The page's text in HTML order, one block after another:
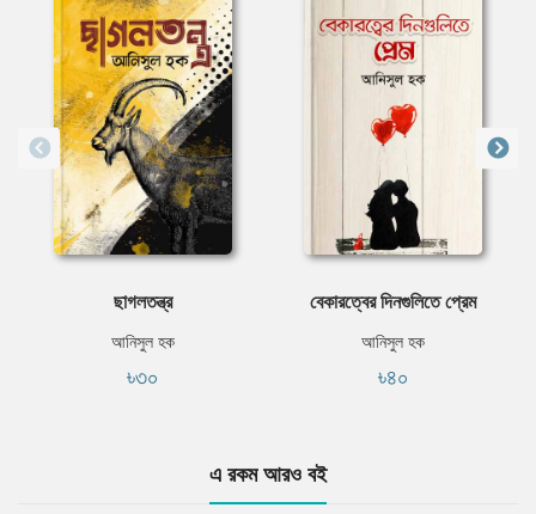
ছাগলতন্ত্র
আনিসুল হক
৳৩০
বেকারত্বের দিনগুলিতে প্রেম
আনিসুল হক
৳৪০
এ রকম আরও বই